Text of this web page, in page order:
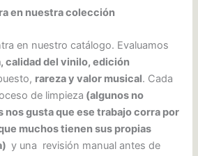
en nuestra colección
en nuestro catálogo. Evaluamos
calidad del vinilo, edición
rareza y valor musical. Cada
de limpieza (algunos no
nos gusta que ese trabajo corra por
muchos tienen sus propias
y una revisión manual antes de